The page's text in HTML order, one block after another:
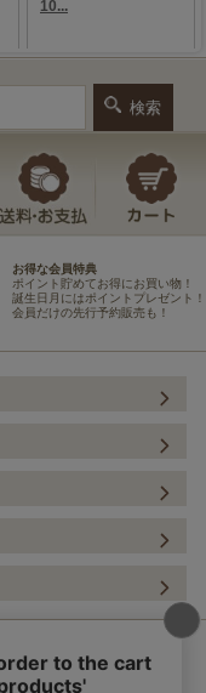
お得な会員特典
ポイント貯めてお得にお買い物！
誕生日月にはポイントプレゼント！
会員だけの先行予約販売も！